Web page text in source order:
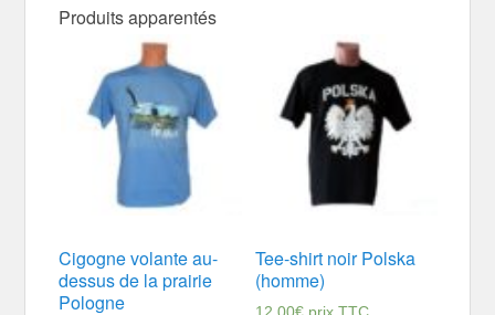
Produits apparentés
Cigogne volante au-
dessus de la prairie
Pologne
Tee-shirt noir Polska
(homme)